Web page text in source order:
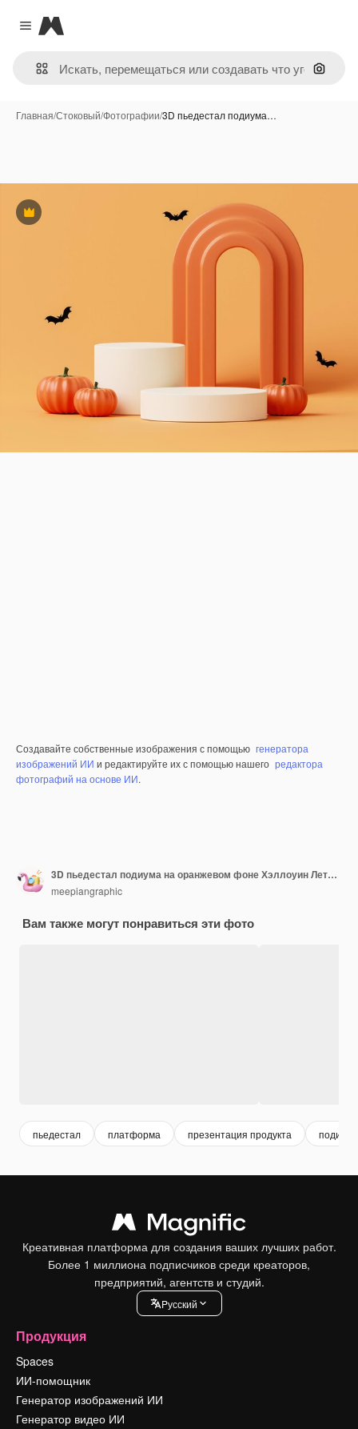
Close menu
Magnific
Поиск
Главная/Стоковый/Фотографии/3D пьедестал подиума…
Премиум
Создавайте собственные изображения с помощью генератора
изображений ИИ и редактируйте их с помощью нашего редактора
фотографий на основе ИИ.
3D пьедестал подиума на оранжевом фоне Хэллоуин Летящая летучая мышь и тыква с рамой тыквы дисплей демонстрация продвижения продукта 3D рендеринг
meepiangraphic
Вам также могут понравиться эти фото
пьедестал платформа презентация продукта подиум
Креативная платформа для создания ваших лучших работ.
Более 1 миллиона подписчиков среди креаторов,
предприятий, агентств и студий.
Pусский
Продукция
Spaces
ИИ-помощник
Генератор изображений ИИ
Генератор видео ИИ